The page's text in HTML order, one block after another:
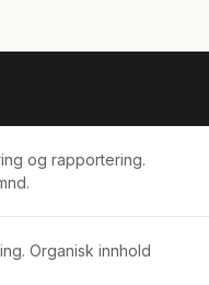
og rapportering.
Organisk innhold